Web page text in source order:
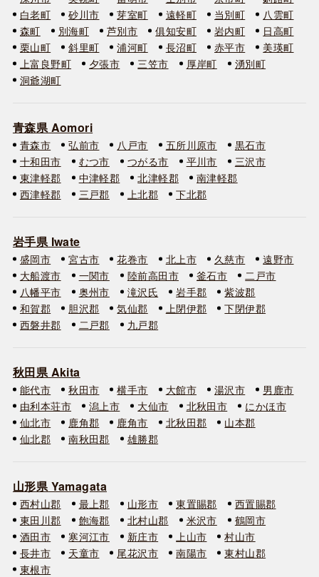
白老町
砂川市 芽室町 遠軽町 当別町
八雲町
森町
別海町 芦別市 俱知安町 岩内町
日高町
栗山町
斜里町 浦河町 長沼町 赤平市
美瑛町
上富良野町
夕張市 三笠市 厚岸町
湧別町
洞爺湖町
青森県 Aomori
青森市 弘前市 八戸市 五所川原市
黒石市
十和田市
むつ市 つがる市 平川市
三沢市
東津軽郡
中津軽郡 北津軽郡
南津軽郡
西津軽郡
三戸郡 上北郡 下北郡
岩手県 Iwate
盛岡市 宮古市 花巻市 北上市 久慈市
遠野市
大船渡市
一関市 陸前高田市 釜石市
二戸市
八幡平市
奥州市 滝沢氏 岩手郡
紫波郡
和賀郡
胆沢郡 気仙郡 上閉伊郡
下閉伊郡
西磐井郡
二戸郡 九戸郡
秋田県 Akita
能代市 秋田市 横手市 大館市 湯沢市
男鹿市
由利本荘市
潟上市 大仙市 北秋田市
にかほ市
仙北市
鹿角郡 鹿角市 北秋田郡
山本郡
仙北郡
南秋田郡 雄勝郡
山形県 Yamagata
西村山郡 最上郡 山形市 東置賜郡
西置賜郡
東田川郡
飽海郡 北村山郡 米沢市
鶴岡市
酒田市
寒河江市 新庄市 上山市
村山市
長井市
天童市 尾花沢市 南陽市
東村山郡
東根市